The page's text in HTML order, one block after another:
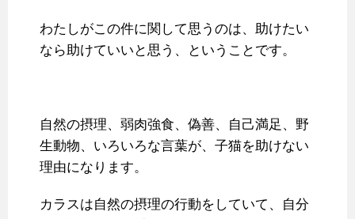
わたしがこの件に関して思うのは、助けたい
なら助けていいと思う、ということです。
自然の摂理、弱肉強食、偽善、自己満足、野
生動物、いろいろな言葉が、子猫を助けない
理由になります。
カラスは自然の摂理の行動をしていて、自分